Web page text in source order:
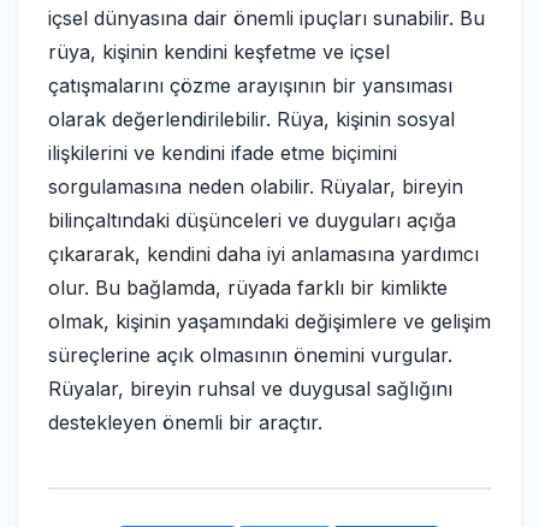
içsel dünyasına dair önemli ipuçları sunabilir. Bu
rüya, kişinin kendini keşfetme ve içsel
çatışmalarını çözme arayışının bir yansıması
olarak değerlendirilebilir. Rüya, kişinin sosyal
ilişkilerini ve kendini ifade etme biçimini
sorgulamasına neden olabilir. Rüyalar, bireyin
bilinçaltındaki düşünceleri ve duyguları açığa
çıkararak, kendini daha iyi anlamasına yardımcı
olur. Bu bağlamda, rüyada farklı bir kimlikte
olmak, kişinin yaşamındaki değişimlere ve gelişim
süreçlerine açık olmasının önemini vurgular.
Rüyalar, bireyin ruhsal ve duygusal sağlığını
destekleyen önemli bir araçtır.